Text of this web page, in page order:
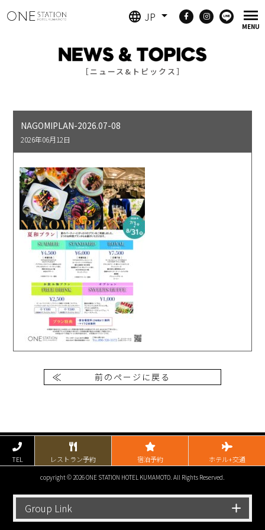
JP
［ニュース&トピックス］
NAGOMIPLAN-2026.07-08
2026年06月12日
前のページに戻る
TEL レストラン予約 宿泊予約 ホテル+交通
copyright © 2026 ONE STATION HOTEL KUMAMOTO. All Rights Reserved.
Group Link